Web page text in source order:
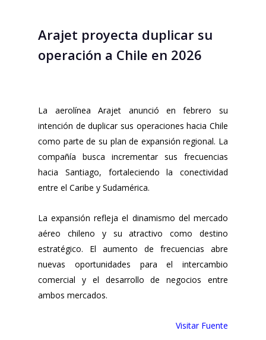
Arajet proyecta duplicar su
operación a Chile en 2026
La aerolínea Arajet anunció en febrero su
intención de duplicar sus operaciones hacia Chile
como parte de su plan de expansión regional. La
compañía busca incrementar sus frecuencias
hacia Santiago, fortaleciendo la conectividad
entre el Caribe y Sudamérica.
La expansión refleja el dinamismo del mercado
aéreo chileno y su atractivo como destino
estratégico. El aumento de frecuencias abre
nuevas oportunidades para el intercambio
comercial y el desarrollo de negocios entre
ambos mercados.
Visitar Fuente